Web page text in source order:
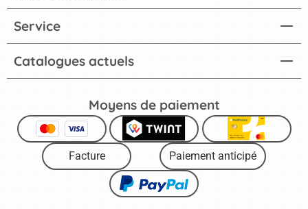
Catalogues actuels
Service
Moyens de paiement
Facture Paiement anticipé